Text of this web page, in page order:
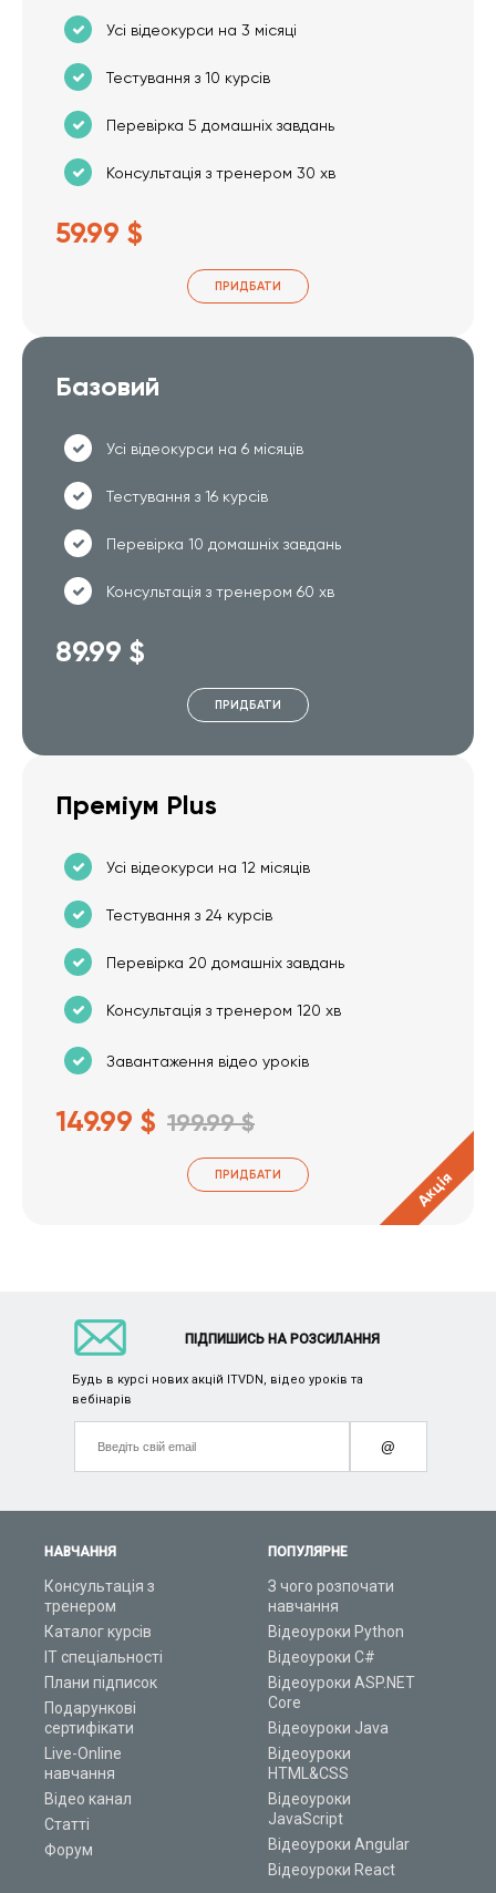
Усі відеокурси на 3 місяці
Тестування з 10 курсів
Перевірка 5 домашніх завдань
Консультація з тренером 30 хв
59.99 $
ПРИДБАТИ
Базовий
Усі відеокурси на 6 місяців
Тестування з 16 курсів
Перевірка 10 домашніх завдань
Консультація з тренером 60 хв
89.99 $
ПРИДБАТИ
Преміум Plus
Усі відеокурси на 12 місяців
Тестування з 24 курсів
Перевірка 20 домашніх завдань
Консультація з тренером 120 хв
Завантаження відео уроків
149.99 $ 199.99 $
ПРИДБАТИ Акція
НАВЧАННЯ
Консультація з
тренером
Каталог курсів
ІТ спеціальності
Плани підписок
Подарункові
сертифікати
Live-Online
навчання
Відео канал
Статті
Форум
ПОПУЛЯРНЕ
З чого розпочати
навчання
Відеоуроки Python
Відеоуроки C#
Відеоуроки ASP.NET
Core
Відеоуроки Java
Відеоуроки
HTML&CSS
Відеоуроки
JavaScript
Відеоуроки Angular
Відеоуроки React
ПІДПИШИСЬ НА РОЗСИЛАННЯ
Будь в курсі нових акцій ITVDN, відео уроків та
вебінарів
@